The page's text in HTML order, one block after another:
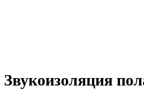
Звукоизоляция